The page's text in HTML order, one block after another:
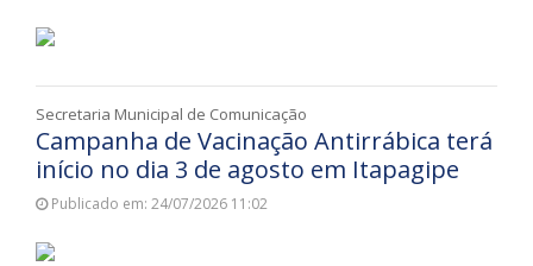
Secretaria Municipal de Comunicação
Campanha de Vacinação Antirrábica terá
início no dia 3 de agosto em Itapagipe
Publicado em: 24/07/2026 11:02